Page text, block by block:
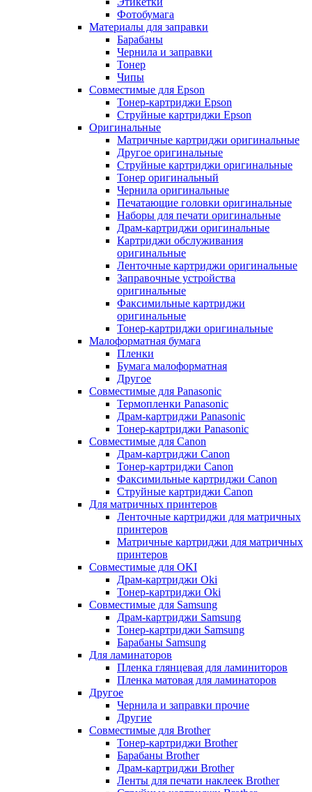
Фотобумага
Материалы для заправки
Барабаны
Чернила и заправки
Тонер
Чипы
Совместимые для Epson
Тонер-картриджи Epson
Струйные картриджи Epson
Оригинальные
Матричные картриджи оригинальные
Другое оригинальные
Струйные картриджи оригинальные
Тонер оригинальный
Чернила оригинальные
Печатающие головки оригинальные
Наборы для печати оригинальные
Драм-картриджи оригинальные
Картриджи обслуживания
оригинальные
Ленточные картриджи оригинальные
Заправочные устройства
оригинальные
Факсимильные картриджи
оригинальные
Тонер-картриджи оригинальные
Малоформатная бумага
Пленки
Бумага малоформатная
Другое
Совместимые для Panasonic
Термопленки Panasonic
Драм-картриджи Panasonic
Тонер-картриджи Panasonic
Совместимые для Canon
Драм-картриджи Canon
Тонер-картриджи Canon
Факсимильные картриджи Canon
Струйные картриджи Canon
Для матричных принтеров
Ленточные картриджи для матричных
принтеров
Матричные картриджи для матричных
принтеров
Совместимые для OKI
Драм-картриджи Oki
Тонер-картриджи Oki
Совместимые для Samsung
Драм-картриджи Samsung
Тонер-картриджи Samsung
Барабаны Samsung
Для ламинаторов
Пленка глянцевая для ламиниторов
Пленка матовая для ламинаторов
Другое
Чернила и заправки прочие
Другие
Совместимые для Brother
Тонер-картриджи Brother
Барабаны Brother
Драм-картриджи Brother
Ленты для печати наклеек Brother